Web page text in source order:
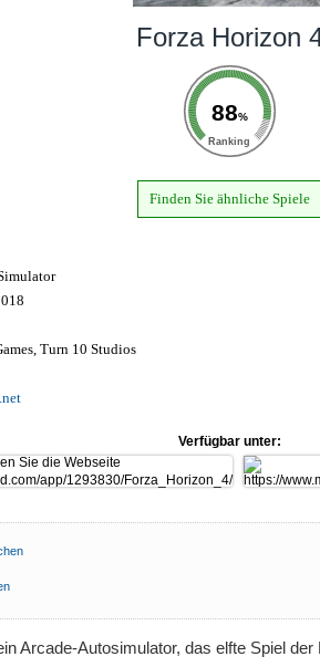
Forza Horizon
88%
Ranking
Finden Sie ähnliche Spiele
Turn 10 Studios
Verfügbar unter:
Arcade-Autosimulator, das elfte Spiel